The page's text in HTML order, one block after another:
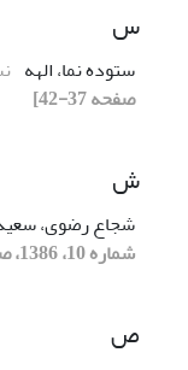
س
ستوده نما، الهه
صفحه 37-42]
ش
شجاع رضوی،
شماره 10، 1386، صفحه 27-36]
ص